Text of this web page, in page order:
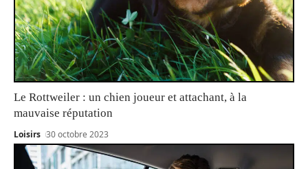
Le Rottweiler : un chien joueur et attachant, à la
mauvaise réputation
Loisirs 30 octobre 2023